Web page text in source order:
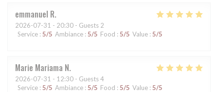
emmanuel R
2026-07-31 - 20:30 - Guests 2
Service : 5/5 Ambiance : 5/5 Food : 5/5 Value : 5/5
Marie Mariama N
2026-07-31 - 12:30 - Guests 4
Service : 5/5 Ambiance : 5/5 Food : 5/5 Value : 5/5